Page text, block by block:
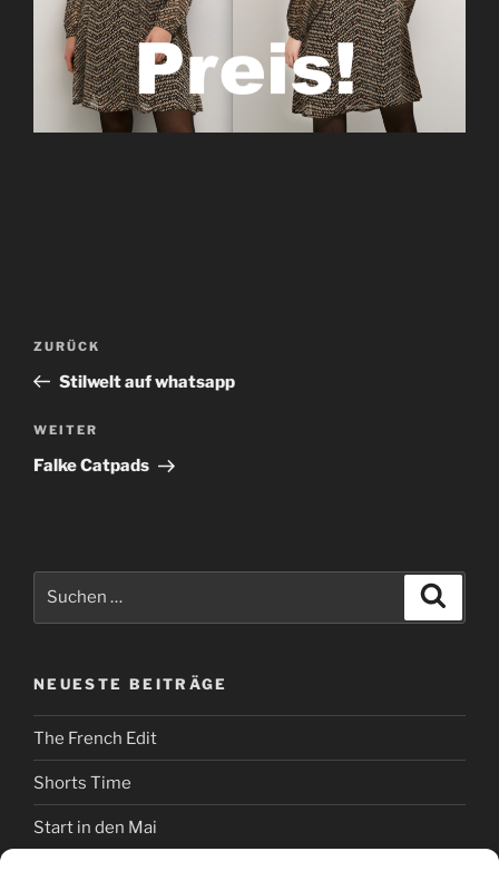
Beitragsnavigation
Vorheriger
Beitrag
ZURÜCK
Stilwelt auf whatsapp
Nächster
Beitrag
WEITER
Falke Catpads
NEUESTE BEITRÄGE
The French Edit
Shorts Time
Start in den Mai